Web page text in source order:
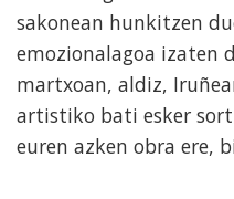
sakonean hunkitzen
emozionalagoa izaten
martxoan, aldiz,
artistiko bati esker
euren azken obra ere,